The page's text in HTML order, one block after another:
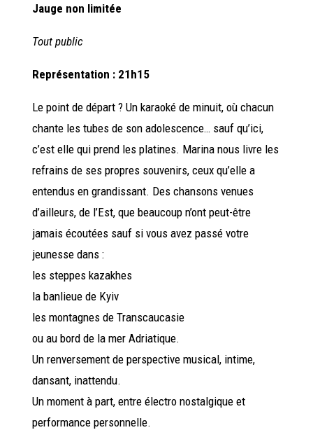
Jauge non limitée
Tout public
Représentation : 21h15
Le point de départ ? Un karaoké de minuit, où chacun
chante les tubes de son adolescence… sauf qu’ici,
c’est elle qui prend les platines. Marina nous livre les
refrains de ses propres souvenirs, ceux qu’elle a
entendus en grandissant. Des chansons venues
d’ailleurs, de l’Est, que beaucoup n’ont peut-être
jamais écoutées sauf si vous avez passé votre
jeunesse dans :
les steppes kazakhes
la banlieue de Kyiv
les montagnes de Transcaucasie
ou au bord de la mer Adriatique.
Un renversement de perspective musical, intime,
dansant, inattendu.
Un moment à part, entre électro nostalgique et
performance personnelle.